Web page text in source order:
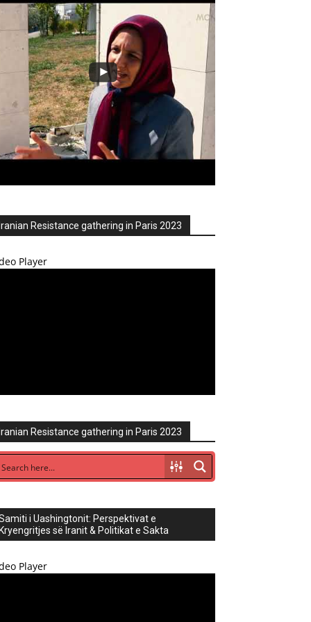
Resistance gathering in Paris 2023
Player
Resistance gathering in Paris 2023
i Uashingtonit: Perspektivat e
së Iranit & Politikat e Sakta
Player